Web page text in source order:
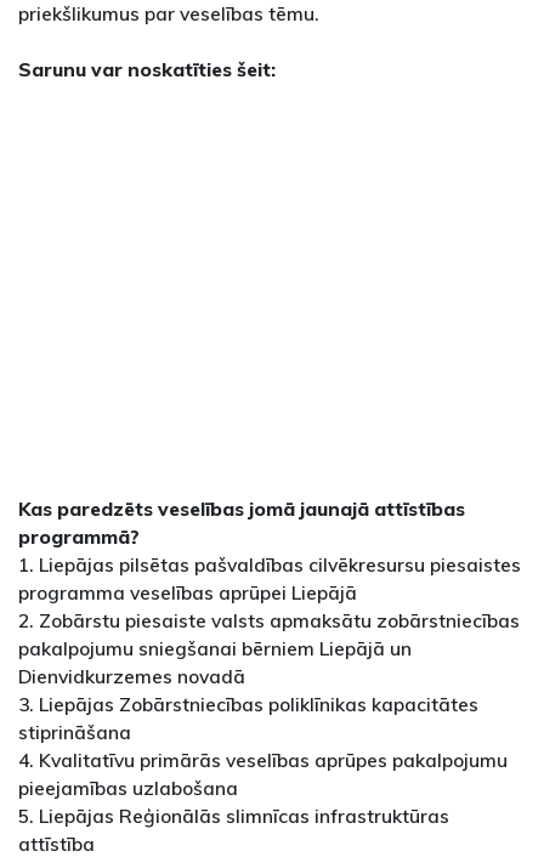
priekšlikumus par veselības tēmu.
Sarunu var noskatīties šeit:
Kas paredzēts veselības jomā jaunajā attīstības
programmā?
1. Liepājas pilsētas pašvaldības cilvēkresursu piesaistes
programma veselības aprūpei Liepājā
2. Zobārstu piesaiste valsts apmaksātu zobārstniecības
pakalpojumu sniegšanai bērniem Liepājā un
Dienvidkurzemes novadā
3. Liepājas Zobārstniecības poliklīnikas kapacitātes
stiprināšana
4. Kvalitatīvu primārās veselības aprūpes pakalpojumu
pieejamības uzlabošana
5. Liepājas Reģionālās slimnīcas infrastruktūras
attīstība